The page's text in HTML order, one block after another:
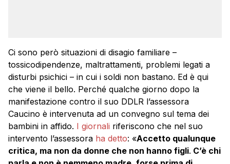
Ci sono però situazioni di disagio familiare –
tossicodipendenze, maltrattamenti, problemi legati a
disturbi psichici – in cui i soldi non bastano. Ed è qui
che viene il bello. Perché qualche giorno dopo la
manifestazione contro il suo DDLR l’assessora
Caucino è intervenuta ad un convegno sul tema dei
bambini in affido. I giornali riferiscono che nel suo
intervento l’assessora ha detto: «Accetto qualunque
critica, ma non da donne che non hanno figli. C’è chi